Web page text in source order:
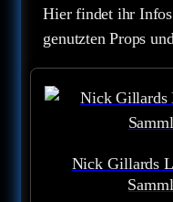
Hier findet ihr
genutzten Props
Nick Gillards